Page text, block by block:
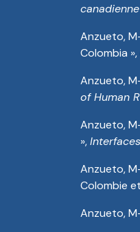
Anzueto,
Colombia »,
Anzueto,
of Human
Anzueto,
»,
Anzueto,
Colombie
Anzueto,